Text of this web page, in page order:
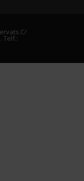
Telf.: